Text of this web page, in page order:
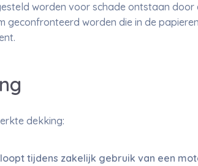
worden voor schade ontstaan door
worden die in de
dekking:
tijdens zakelijk gebruik van een